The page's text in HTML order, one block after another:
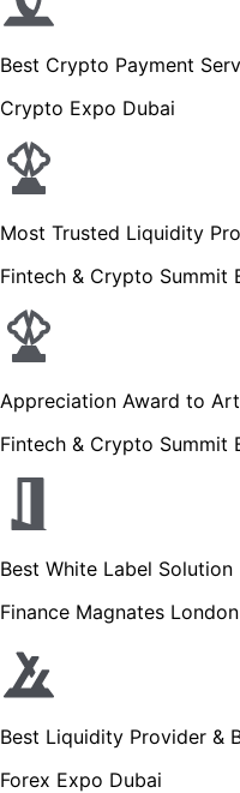
Best Crypto Payment
Crypto Expo Dubai
Most Trusted Liquidity
Fintech & Crypto Summit
Appreciation Award to
Fintech & Crypto Summit
Best White Label Solution
Finance Magnates
Best Liquidity Provider &
Forex Expo Dubai